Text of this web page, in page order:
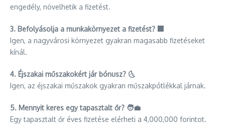
engedély, növelhetik a fizetést.
3. Befolyásolja a munkakörnyezet a fizetést? 🏢
Igen, a nagyvárosi környezet gyakran magasabb fizetéseket
kínál.
4. Éjszakai műszakokért jár bónusz? 🌜
Igen, az éjszakai műszakok gyakran műszakpótlékkal járnak.
5. Mennyit keres egy tapasztalt őr? 🧑‍💼
Egy tapasztalt őr éves fizetése elérheti a 4,000,000 forintot.